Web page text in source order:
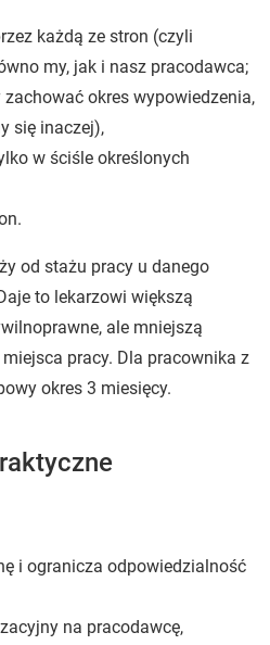
każdą ze stron (czyli
my, jak i nasz pracodawca;
okres wypowiedzenia,
się inaczej),
w ściśle określonych
od stażu pracy u danego
to lekarzowi większą
ale mniejszą
pracy. Dla pracownika z
okres 3 miesięcy.
i ogranicza odpowiedzialność
na pracodawcę,